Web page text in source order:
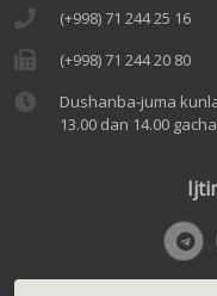
(+998) 71 244 25 16
(+998) 71 244 20 80
Dushanba-juma
13.00 dan 14.00